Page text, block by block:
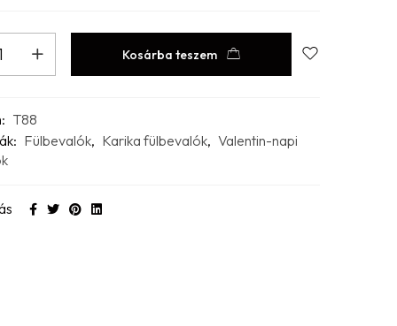
Kosárba teszem
T88
Fülbevalók, Karika fülbevalók, Valentin-napi